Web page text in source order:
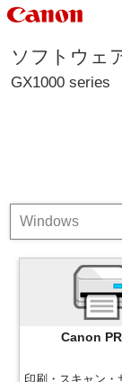
ソフトウェ
GX1000 series
Canon
印刷・スキャン・